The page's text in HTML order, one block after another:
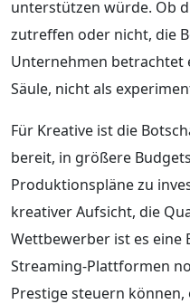
unterstützen würde. Ob
zutreffen oder nicht, die
Unternehmen betrachtet
Säule, nicht als
Für Kreative ist die
bereit, in größere
Produktionspläne zu
kreativer Aufsicht, die
Wettbewerber ist es eine
Streaming-Plattformen
Prestige steuern